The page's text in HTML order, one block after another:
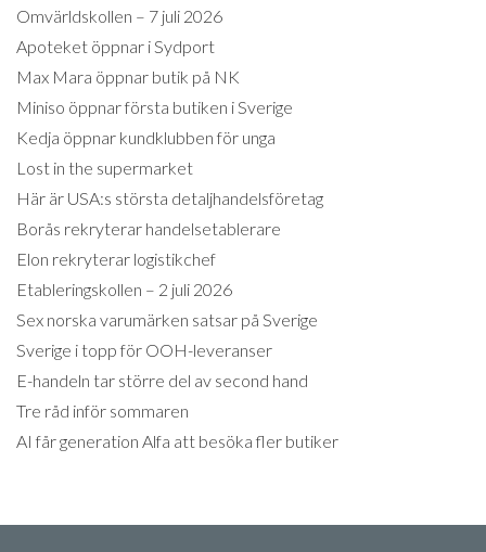
Omvärldskollen – 7 juli 2026
Apoteket öppnar i Sydport
Max Mara öppnar butik på NK
Miniso öppnar första butiken i Sverige
Kedja öppnar kundklubben för unga
Lost in the supermarket
Här är USA:s största detaljhandelsföretag
Borås rekryterar handelsetablerare
Elon rekryterar logistikchef
Etableringskollen – 2 juli 2026
Sex norska varumärken satsar på Sverige
Sverige i topp för OOH-leveranser
E-handeln tar större del av second hand
Tre råd inför sommaren
AI får generation Alfa att besöka fler butiker